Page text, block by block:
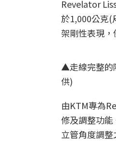
Revelator
於1,000公克(
架剛性表現，
▲走線完整的
供)
由KTM專為
修及調整功
立管角度調